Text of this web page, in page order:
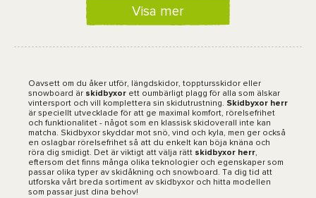
Visa mer
Oavsett om du åker utför, längdskidor, topptursskidor eller
snowboard är skidbyxor ett oumbärligt plagg för alla som älskar
vintersport och vill komplettera sin skidutrustning. Skidbyxor herr
är speciellt utvecklade för att ge maximal komfort, rörelsefrihet
och funktionalitet - något som en klassisk skidoverall inte kan
matcha. Skidbyxor skyddar mot snö, vind och kyla, men ger också
en oslagbar rörelsefrihet så att du enkelt kan böja knäna och
röra dig smidigt. Det är viktigt att välja rätt skidbyxor herr,
eftersom det finns många olika teknologier och egenskaper som
passar olika typer av skidåkning och snowboard. Ta dig tid att
utforska vårt breda sortiment av skidbyxor och hitta modellen
som passar just dina behov!